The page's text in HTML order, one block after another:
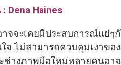
: Dena Haines
จจะเคยมีประสบการณ์แย่ๆ
ใจ ไม่สามารถควบคุมเงาข
ช่างภาพมือใหม่หลายคนอา